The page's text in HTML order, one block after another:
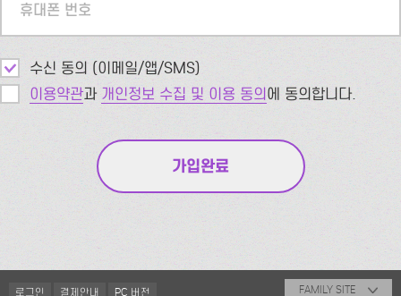
휴대폰 번호
수신 동의 (이메일/앱/SMS)
이용약관과 개인정보 수집 및 이용 동의에 동의합니다.
로그인 결제안내 PC 버전 FAMILY SITE